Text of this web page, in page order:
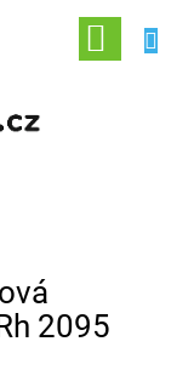
NÁKUPNÍ
KOŠÍK
2095